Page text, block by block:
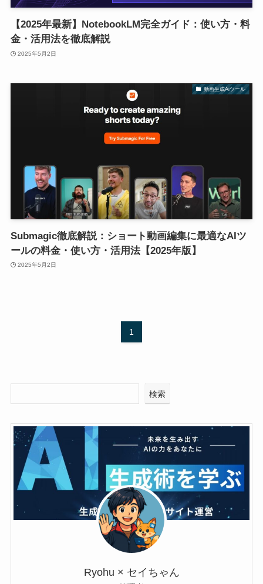
【2025年最新】NotebookLM完全ガイド：使い方・料
金・活用法を徹底解説
2025年5月2日
動画生成Aiツール
Submagic徹底解説：ショート動画編集に最適なAIツ
ールの料金・使い方・活用法【2025年版】
2025年5月2日
1
検索
Ryohu × セイちゃん